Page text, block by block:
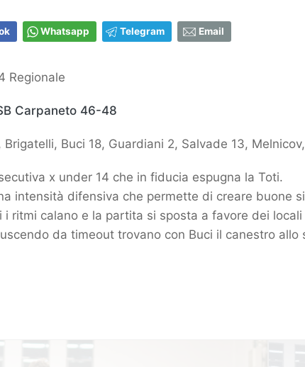
Whatsapp Telegram Email
Regionale
Carpaneto 46-48
Brigatelli, Buci 18, Guardiani 2, Salvade 13,
x under 14 che in fiducia espugna la Toti.
intensità difensiva che permette di creare buone
i ritmi calano e la partita si sposta a favore dei
da timeout trovano con Buci il canestro